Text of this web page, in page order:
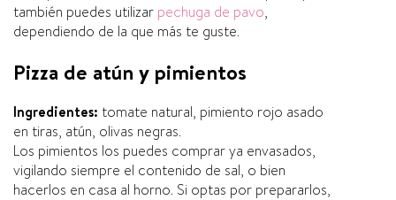
también puedes utilizar pechuga de pavo,
dependiendo de la que más te guste.
Pizza de atún y pimientos
Ingredientes: tomate natural, pimiento rojo asado
en tiras, atún, olivas negras.
Los pimientos los puedes comprar ya envasados,
vigilando siempre el contenido de sal, o bien
hacerlos en casa al horno. Si optas por prepararlos,